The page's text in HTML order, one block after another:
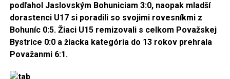
podľahol Jaslovským Bohuniciam 3:0, naopak mladší
dorastenci U17 si poradili so svojimi rovesníkmi z
Bohuníc 0:5. Žiaci U15 remizovali s celkom Považskej
Bystrice 0:0 a žiacka kategória do 13 rokov prehrala
Považanmi 6:1.